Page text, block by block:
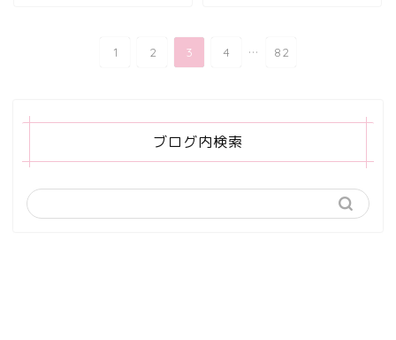
1 2 3 4 ... 82
ブログ内検索